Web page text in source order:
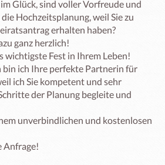
Glück, sind voller Vorfreude und
Hochzeitsplanung, weil Sie zu
erhalten haben?
ganz herzlich!
wichtigste Fest in Ihrem Leben!
ich Ihre perfekte Partnerin für
ich Sie kompetent und sehr
der Planung begleite und
unverbindlichen und kostenlosen
Anfrage!